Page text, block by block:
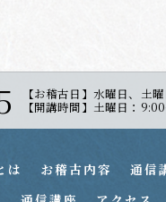
【お稽古日】水曜日、土曜
【開講時間】土曜日：
は お稽古内容 通信